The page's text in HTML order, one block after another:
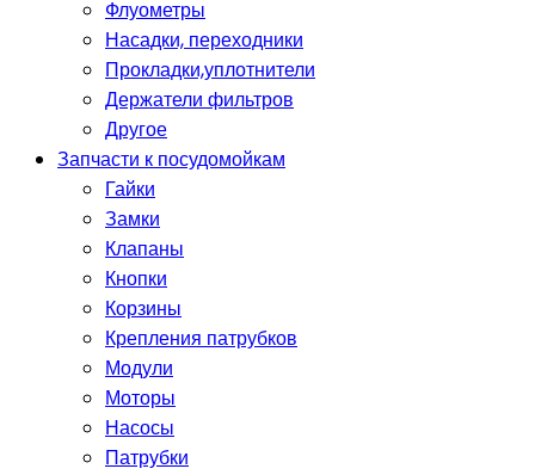
Флуометры
Насадки, переходники
Прокладки,уплотнители
Держатели фильтров
Другое
Запчасти к посудомойкам
Гайки
Замки
Клапаны
Кнопки
Корзины
Крепления патрубков
Модули
Моторы
Насосы
Патрубки